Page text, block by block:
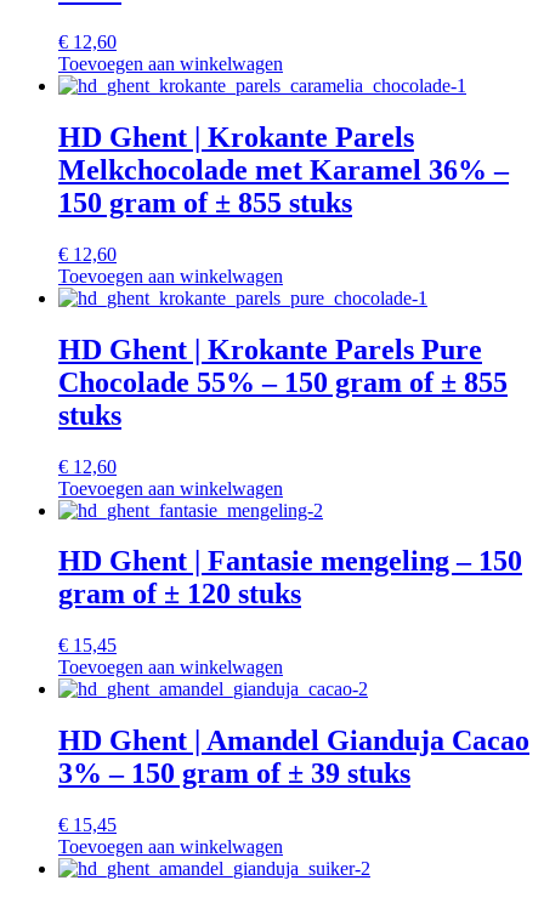
€ 12,60
Toevoegen aan winkelwagen
HD Ghent | Krokante Parels
Melkchocolade met Karamel 36% –
150 gram of ± 855 stuks
€ 12,60
Toevoegen aan winkelwagen
HD Ghent | Krokante Parels Pure
Chocolade 55% – 150 gram of ± 855
stuks
€ 12,60
Toevoegen aan winkelwagen
HD Ghent | Fantasie mengeling – 150
gram of ± 120 stuks
€ 15,45
Toevoegen aan winkelwagen
HD Ghent | Amandel Gianduja Cacao
3% – 150 gram of ± 39 stuks
€ 15,45
Toevoegen aan winkelwagen